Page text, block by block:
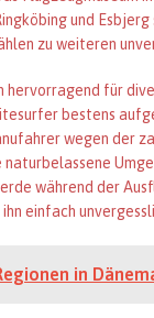
und
zu weiteren
hervorragend für
bestens
wegen der
während der
einfach
in